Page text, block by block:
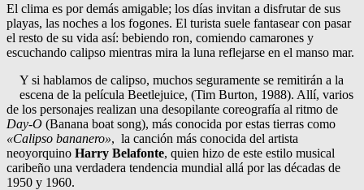
El clima es por demás amigable; los días invitan a disfrutar de sus
playas, las noches a los fogones. El turista suele fantasear con pasar
el resto de su vida así: bebiendo ron, comiendo camarones y
escuchando calipso mientras mira la luna reflejarse en el manso mar.
Y si hablamos de calipso, muchos seguramente se remitirán a la
escena de la película Beetlejuice, (Tim Burton, 1988). Allí, varios
de los personajes realizan una desopilante coreografía al ritmo de
Day-O (Banana boat song), más conocida por estas tierras como
«Calipso bananero», la canción más conocida del artista
neoyorquino Harry Belafonte, quien hizo de este estilo musical
caribeño una verdadera tendencia mundial allá por las décadas de
1950 y 1960.